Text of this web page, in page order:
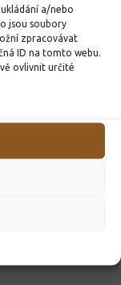
a/nebo
jsou soubory
zpracovávat
ID na tomto webu.
ovlivnit určité
VZDĚLÁVÁNÍ